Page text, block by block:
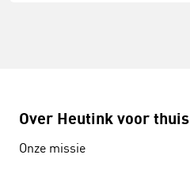
Over Heutink voor thuis
Onze missie